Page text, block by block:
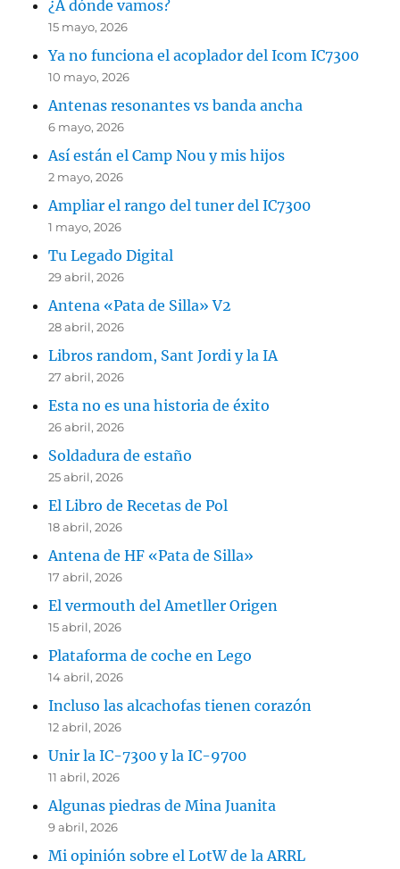
¿A dónde vamos?
15 mayo, 2026
Ya no funciona el acoplador del Icom IC7300
10 mayo, 2026
Antenas resonantes vs banda ancha
6 mayo, 2026
Así están el Camp Nou y mis hijos
2 mayo, 2026
Ampliar el rango del tuner del IC7300
1 mayo, 2026
Tu Legado Digital
29 abril, 2026
Antena «Pata de Silla» V2
28 abril, 2026
Libros random, Sant Jordi y la IA
27 abril, 2026
Esta no es una historia de éxito
26 abril, 2026
Soldadura de estaño
25 abril, 2026
El Libro de Recetas de Pol
18 abril, 2026
Antena de HF «Pata de Silla»
17 abril, 2026
El vermouth del Ametller Origen
15 abril, 2026
Plataforma de coche en Lego
14 abril, 2026
Incluso las alcachofas tienen corazón
12 abril, 2026
Unir la IC-7300 y la IC-9700
11 abril, 2026
Algunas piedras de Mina Juanita
9 abril, 2026
Mi opinión sobre el LotW de la ARRL